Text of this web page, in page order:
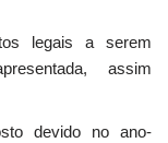
legais a serem
assim
devido no ano-